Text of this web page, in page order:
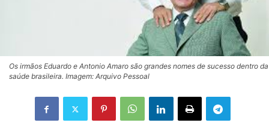
Os irmãos Eduardo e Antonio Amaro são grandes nomes de sucesso dentro da
saúde brasileira. Imagem: Arquivo Pessoal